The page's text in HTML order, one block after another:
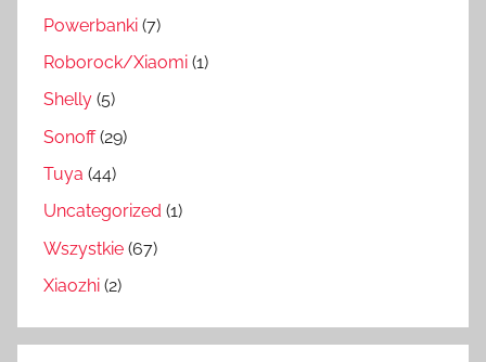
Powerbanki (7)
Roborock/Xiaomi (1)
Shelly (5)
Sonoff(29)
Tuya (44)
Uncategorized (1)
Wszystkie (67)
Xiaozhi (2)